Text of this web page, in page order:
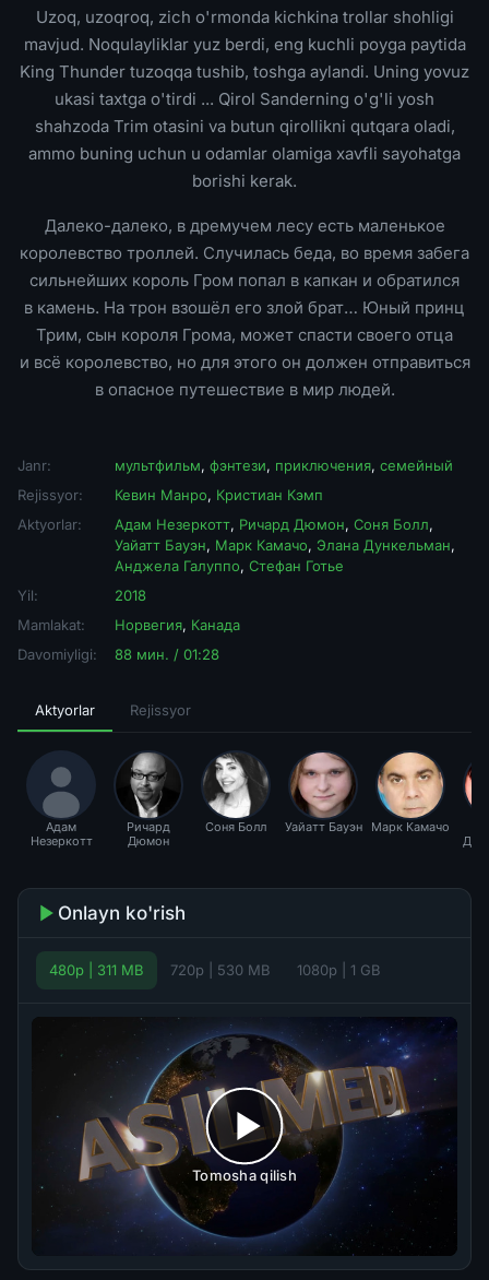
Uzoq, uzoqroq, zich o'rmonda kichkina trollar shohligi
mavjud. Noqulayliklar yuz berdi, eng kuchli poyga paytida
King Thunder tuzoqqa tushib, toshga aylandi. Uning yovuz
ukasi taxtga o'tirdi ... Qirol Sanderning o'g'li yosh
shahzoda Trim otasini va butun qirollikni qutqara oladi,
ammo buning uchun u odamlar olamiga xavfli sayohatga
borishi kerak.
Далеко-далеко, в дремучем лесу есть маленькое
королевство троллей. Случилась беда, во время забега
сильнейших король Гром попал в капкан и обратился
в камень. На трон взошёл его злой брат… Юный принц
Трим, сын короля Грома, может спасти своего отца
и всё королевство, но для этого он должен отправиться
в опасное путешествие в мир людей.
Janr: мультфильм, фэнтези, приключения, семейный
Rejissyor:
Кевин Манро, Кристиан Кэмп
Aktyorlar:
Адам Незеркотт, Ричард Дюмон, Соня Болл,
Уайатт Бауэн, Марк Камачо, Элана Дункельман,
Анджела Галуппо, Стефан Готье
Yil:
2018
Mamlakat:
Норвегия, Канада
Davomiyligi:
88 мин. / 01:28
Aktyorlar Rejissyor
Адам
Незеркотт
Ричард
Дюмон
Соня Болл Уайатт Бауэн Марк Камачо
Onlayn ko'rish
480p | 311 MB 720p | 530 MB 1080p | 1 GB
Tomosha qilish